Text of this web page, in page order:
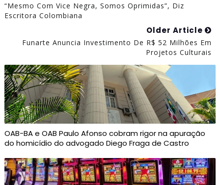
“Mesmo Com Vice Negra, Somos Oprimidas”, Diz
Escritora Colombiana
Older Article
Funarte Anuncia Investimento De R$ 52 Milhões Em
Projetos Culturais
OAB-BA e OAB Paulo Afonso cobram rigor na apuração
do homicídio do advogado Diego Fraga de Castro